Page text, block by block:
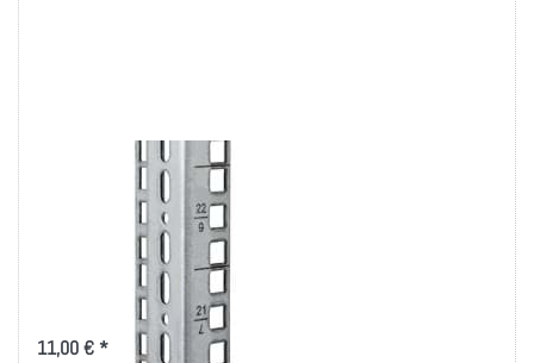
Befestigungsschiene
4 bis 18 HE im 2er-
kurze 19"-Rasterschiene als
vertikale Montageleiste für den
Serverschrank
11,00 € *